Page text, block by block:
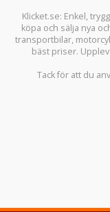
Klicket.se: Enkel,
köpa och sälja nya
transportbilar,
bäst priser.
Tack för att du